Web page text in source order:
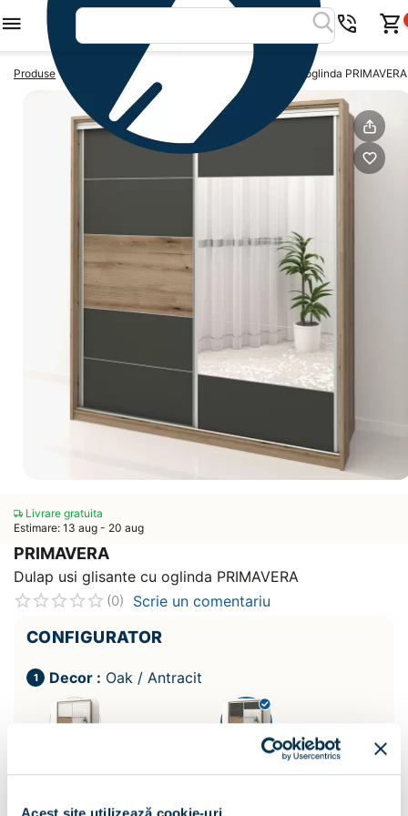
Acest site utilizează cookie-uri
Produse Dulapuri usi glisante Dulap usi glisante cu oglinda PRIMAVERA
Livrare gratuita
Estimare: 13 aug - 20 aug
PRIMAVERA
Dulap usi glisante cu oglinda PRIMAVERA
(0) Scrie un comentariu
CONFIGURATOR
Decor : Oak / Antracit